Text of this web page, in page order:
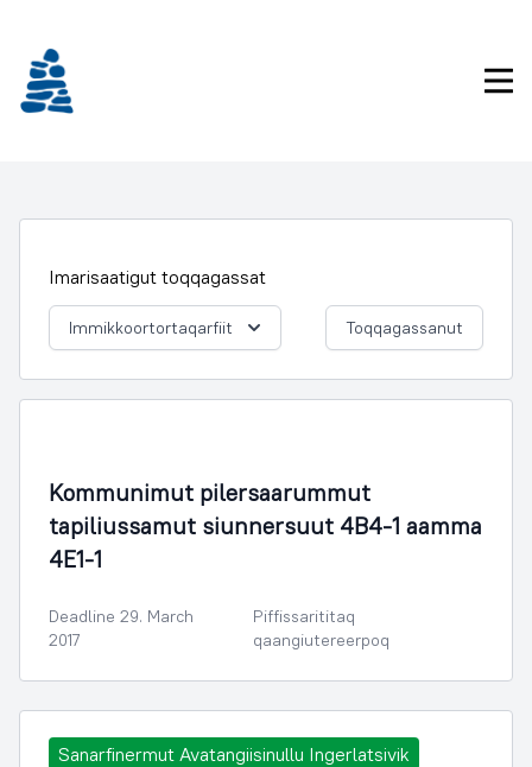
Imarisaatigut toqqagassat
Immikkoortortaqarfiit Toqqagassanut
Kommunimut pilersaarummut
tapiliussamut siunnersuut 4B4-1 aamma
4E1-1
Deadline 29. March
2017
Piffissarititaq
qaangiutereerpoq
Sanarfinermut Avatangiisinullu Ingerlatsivik